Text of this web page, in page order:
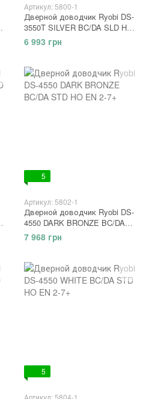
Артикул: 5800-1
Дверной доводчик Ryobi DS-
3550T SILVER BC/DA SLD HO
EN 2-3
6 993 грн
5
Артикул: 5802-1
Дверной доводчик Ryobi DS-
4550 DARK BRONZE BC/DA
STD HO EN 2-7+
7 968 грн
5
Артикул: 5804-1